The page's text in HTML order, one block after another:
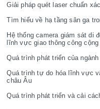
Giải pháp quét laser chuẩn
Tìm hiểu về hạ tầng sân ga
Hệ thống camera giám sát di
lĩnh vực giao thông công cộng
Quá trình phát triển của
Quá trình tự do hóa lĩnh vực
châu Âu
Quá trình phát triển và cải